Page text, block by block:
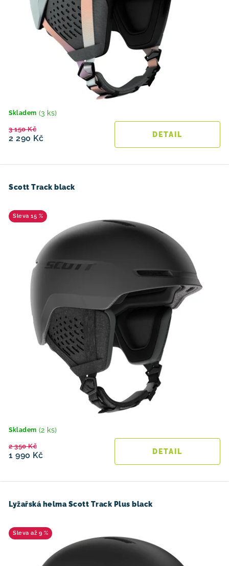
Skladem (3 ks)
2 290 Kč
3 150 Kč
Scott Track black
15 %
Skladem (2 ks)
1 990 Kč
2 350 Kč
Lyžařská helma Scott Track Plus black
až 9 %